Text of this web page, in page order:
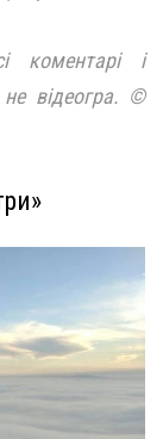
коментарі і
відеогра. ©